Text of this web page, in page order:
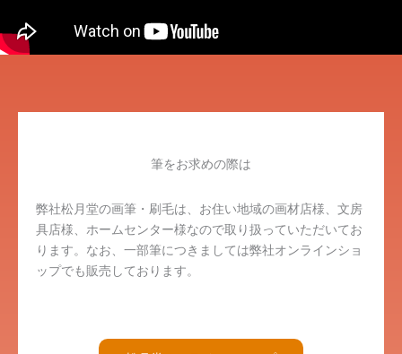
筆をお求めの際は
弊社松月堂の画筆・刷毛は、お住い地域の画材店様、文房
具店様、ホームセンター様なので取り扱っていただいてお
ります。なお、一部筆につきましては弊社オンラインショ
ップでも販売しております。